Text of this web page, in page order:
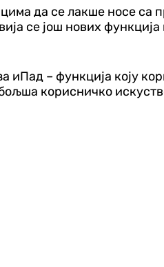
да се лакше носе
се још нових
иПад – функција коју
корисничко